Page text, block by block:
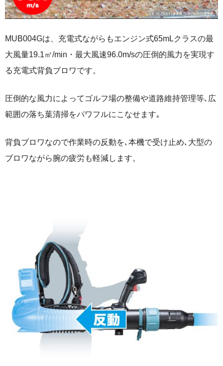
MUB004Gは、充電式ながらもエンジン式65mLクラスの最
大風量19.1㎥/min・最大風速96.0m/sの圧倒的風力を実現す
る充電式背負ブロワです。
圧倒的な風力によってゴルフ場の整備や道路維持管理等､広
範囲の落ち葉清掃をパワフルにこなせます｡
背負ブロワなので作業時の反動を､本機で受け止め､大型の
ブロワながら腕の疲労も軽減します。